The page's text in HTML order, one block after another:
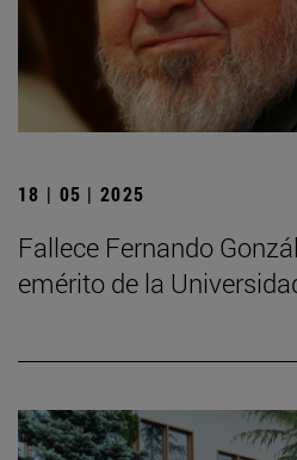
18 | 05 | 2025
Fallece Fernando
emérito de la